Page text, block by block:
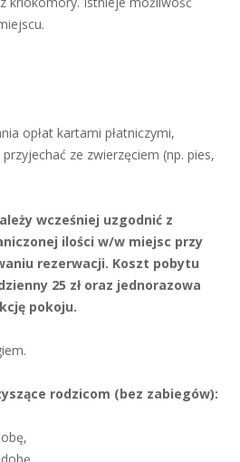
opłat kartami płatniczymi,
ze zwierzęciem (np. pies,
wcześniej uzgodnić z
ilości w/w miejsc przy
rezerwacji. Koszt pobytu
25 zł oraz jednorazowa
pokoju.
rodzicom (bez zabiegów):